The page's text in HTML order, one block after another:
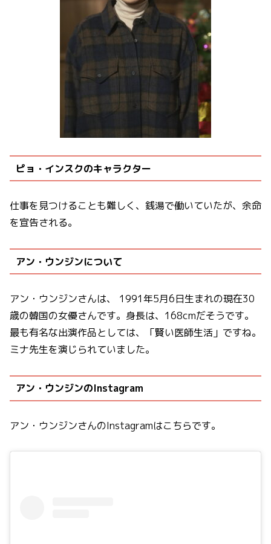
ピョ・インスクのキャラクター
仕事を見つけることも難しく、銭湯で働いていたが、余命
を宣告される。
アン・ウンジンについて
アン・ウンジンさんは、 1991年5月6日生まれの現在30
歳の韓国の女優さんです。身長は、168cmだそうです。
最も有名な出演作品としては、「賢い医師生活」ですね。
ミナ先生を演じられていました。
アン・ウンジンのInstagram
アン・ウンジンさんのInstagramはこちらです。